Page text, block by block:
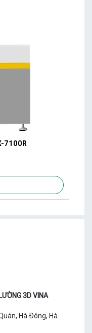
7100R
3D VINA
Hà Đông, Hà